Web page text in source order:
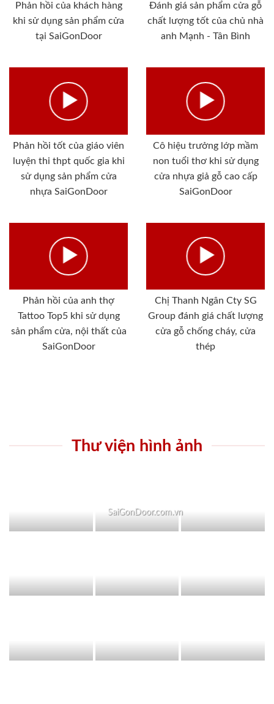
Phản hồi của khách hàng
khi sử dụng sản phẩm cửa
tại SaiGonDoor
Đánh giá sản phẩm cửa gỗ
chất lượng tốt của chủ nhà
anh Mạnh - Tân Bình
Phản hồi tốt của giáo viên
luyện thi thpt quốc gia khi
sử dụng sản phẩm cửa
nhựa SaiGonDoor
Cô hiệu trưởng lớp mầm
non tuổi thơ khi sử dụng
cửa nhựa giả gỗ cao cấp
SaiGonDoor
Phản hồi của anh thợ
Tattoo Top5 khi sử dụng
sản phẩm cửa, nội thất của
SaiGonDoor
Chị Thanh Ngân Cty SG
Group đánh giá chất lượng
cửa gỗ chống cháy, cửa
thép
Thư viện hình ảnh
SaiGonDoor.com.vn